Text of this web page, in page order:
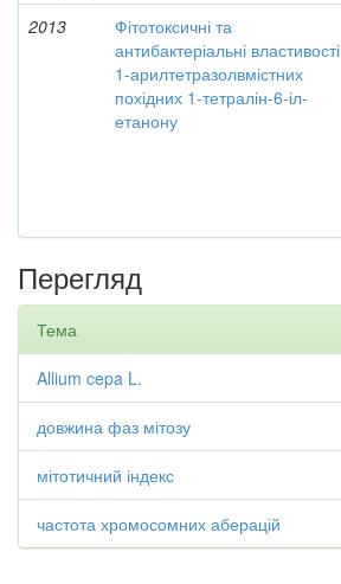
2013
Фітотоксичні та
антибактеріальні властивості
1-арилтетразолвмістних
похідних 1-тетралін-6-іл-
етанону
Перегляд
Тема
Allium cepa L.
довжина фаз мітозу
мітотичний індекс
частота хромосомних аберацій